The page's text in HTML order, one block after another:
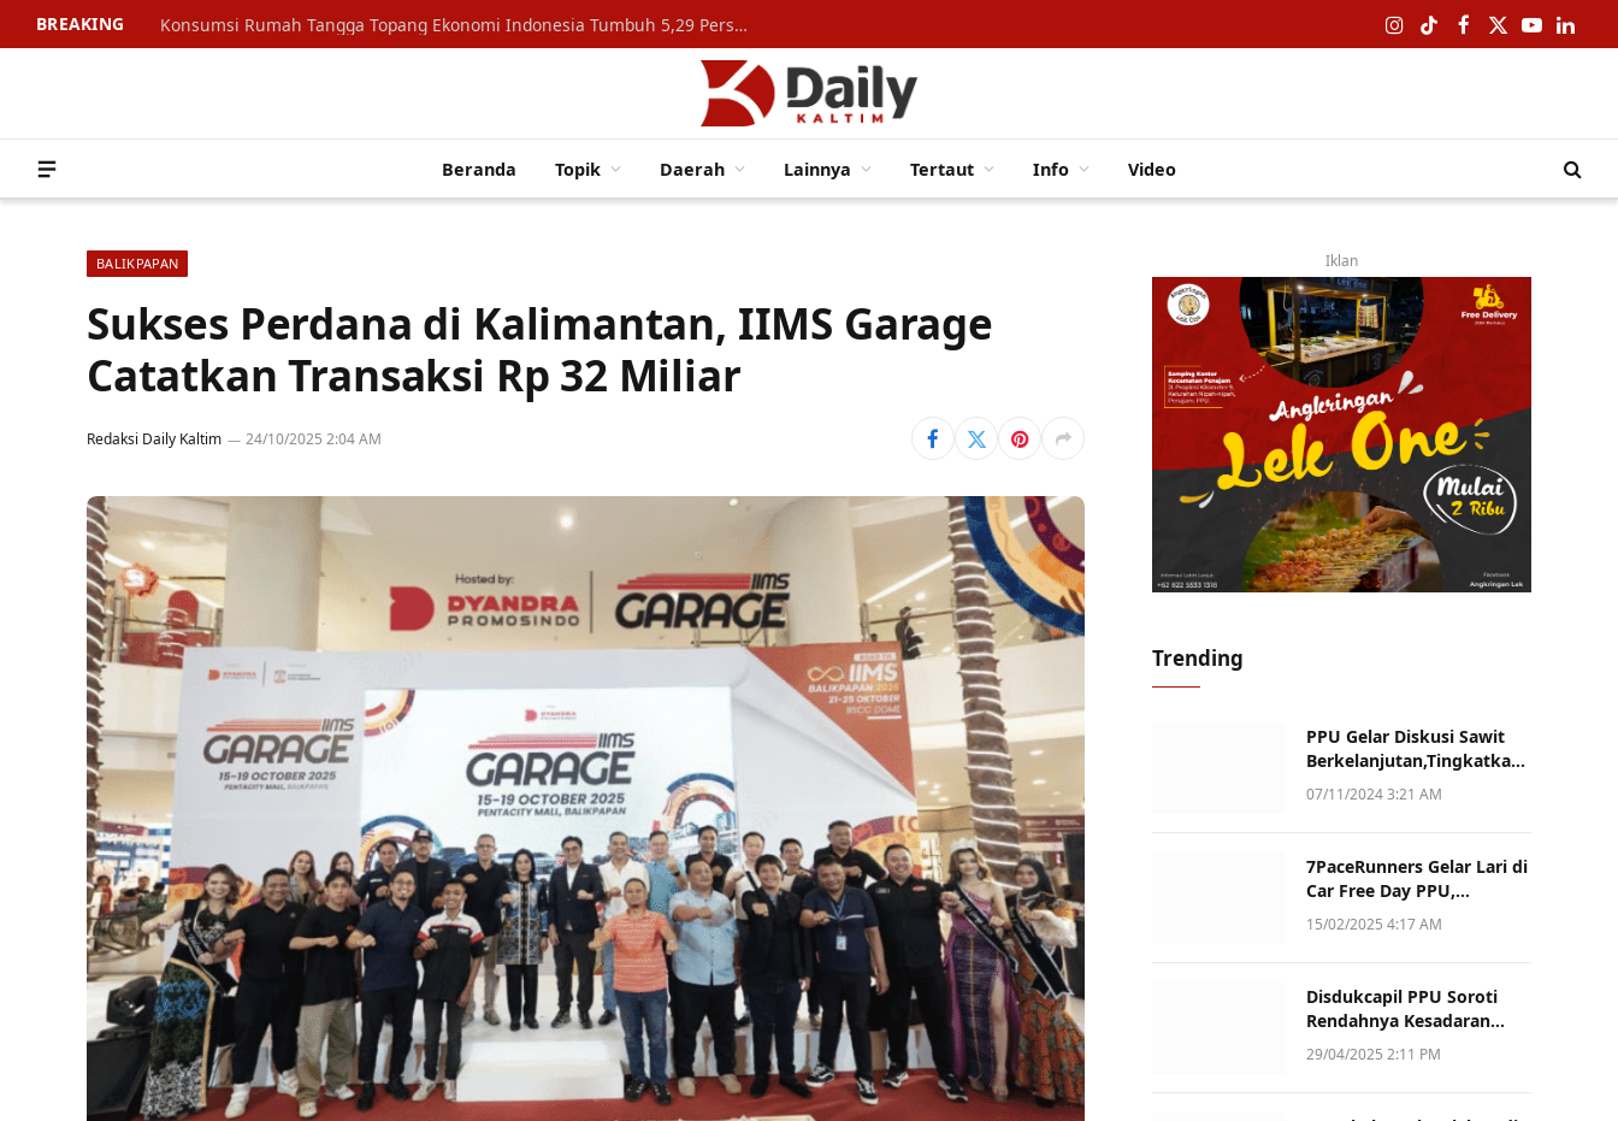
BREAKING Konsumsi Rumah Tangga Topang Ekonomi Indonesia Tumbuh 5,29 Persen Instagram
TikTokFacebook
X
YouTube
Beranda Topik Daerah Lainnya Tertaut Info Video
BALIKPAPAN
Sukses Perdana di Kalimantan, IIMS Garage
Catatkan Transaksi Rp 32 Miliar
Redaksi Daily Kaltim 24/10/2025 2:04 AM
Iklan
Trending
PPU Gelar Diskusi Sawit
Berkelanjutan,Tingkatkan
Daya Saing dan Kualitas
07/11/2024 3:21 AM
7PaceRunners Gelar Lari di
Car Free Day PPU,
Kampanye Gaya Hidup
15/02/2025 4:17 AM
Disdukcapil PPU Soroti
Rendahnya Kesadaran
Warga Soal Pelaporan
29/04/2025 2:11 PM